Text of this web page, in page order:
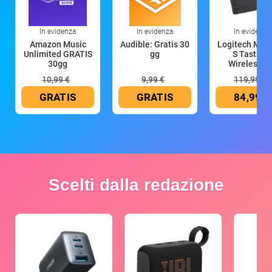
In evidenza
Amazon Music
Unlimited GRATIS
30gg
10,99 €
GRATIS
In evidenza
Audible: Gratis 30
gg
9,99 €
GRATIS
In evidenza
Logitech MX
S Tastiera
Wireless
119,99 €
84,99 €
Scelti dalla redazione